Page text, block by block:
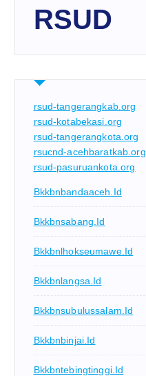
RSUD
rsud-tangerangkab.org
rsud-kotabekasi.org
rsud-tangerangkota.org
rsucnd-acehbaratkab.org
rsud-pasuruankota.org
Bkkbnbandaaceh.id
Bkkbnsabang.id
Bkkbnlhokseumawe.id
Bkkbnlangsa.id
Bkkbnsubulussalam.id
Bkkbnbinjai.id
Bkkbntebingtinggi.id